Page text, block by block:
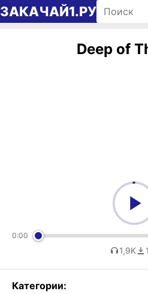
Перейти к содержимому
ЗАКАЧАЙ1.РУ Поиск
Deep of
0:00
1,9K
Категории: